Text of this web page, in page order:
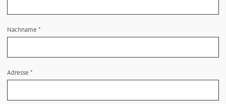
Nachname*
Adresse*